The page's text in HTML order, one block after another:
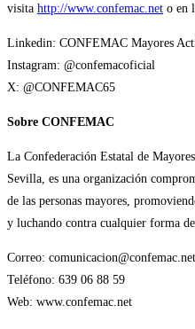
visita http://www.confemac.net o en
Linkedin: CONFEMAC Mayores
Instagram: @confemacoficial
X: @CONFEMAC65
Sobre CONFEMAC
La Confederación Estatal de
Sevilla, es una organización
de las personas mayores,
y luchando contra cualquier forma
Correo: comunicacion@confemac.net
Teléfono: 639 06 88 59
Web: www.confemac.net